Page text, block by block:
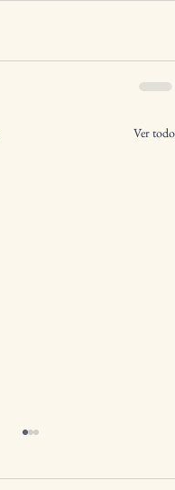
Ver todo